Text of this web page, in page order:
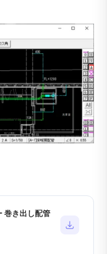
巻き出し配管